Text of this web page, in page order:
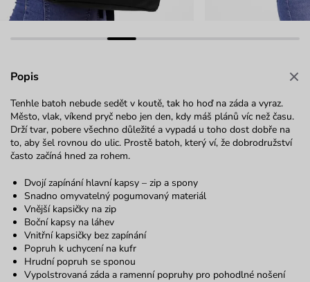
Popis
Tenhle batoh nebude sedět v koutě, tak ho hoď na záda a vyraz.
Město, vlak, víkend pryč nebo jen den, kdy máš plánů víc než času.
Drží tvar, pobere všechno důležité a vypadá u toho dost dobře na
to, aby šel rovnou do ulic. Prostě batoh, který ví, že dobrodružství
často začíná hned za rohem.
Dvojí zapínání hlavní kapsy – zip a spony
Snadno omyvatelný pogumovaný materiál
Vnější kapsičky na zip
Boční kapsy na láhev
Vnitřní kapsičky bez zapínání
Popruh k uchycení na kufr
Hrudní popruh se sponou
Vypolstrovaná záda a ramenní popruhy pro pohodlné nošení